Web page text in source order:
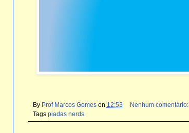
By Prof Marcos Gomes on 12:53
Nenhum comentário:
Tags piadas nerds